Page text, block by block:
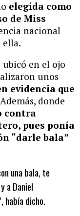
elegida como
de Miss
nacional
ella.
ubicó en el ojo
unos
evidencia que
donde
contra
pues ponía
“darle bala”
una bala, te
a Daniel
había dicho.